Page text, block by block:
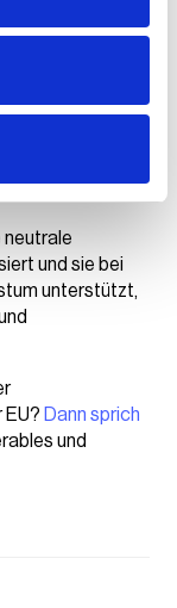
datenbasiert
an strengere
Wer jedoch
und
neutrale
und sie bei
unterstützt,
EU? Dann sprich
und